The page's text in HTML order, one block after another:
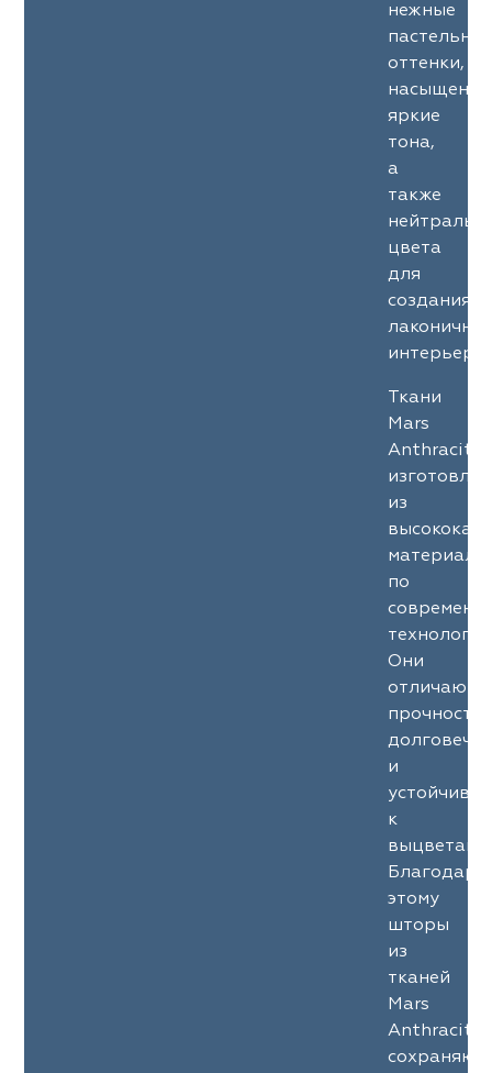
нежные
оттенки,
яркие
тона,
а
также
цвета
для
создания
Ткани
Mars
Anthracite
из
по
Они
и
к
Благодаря
этому
шторы
из
тканей
Mars
Anthracite
сохраняют